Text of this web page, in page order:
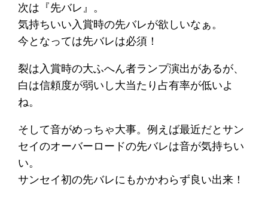
次は『先バレ』。
気持ちいい入賞時の先バレが欲しいなぁ。
今となっては先バレは必須！
裂は入賞時の大ふへん者ランプ演出があるが、
白は信頼度が弱いし大当たり占有率が低いよ
ね。
そして音がめっちゃ大事。例えば最近だとサン
セイのオーバーロードの先バレは音が気持ちい
い。
サンセイ初の先バレにもかかわらず良い出来！